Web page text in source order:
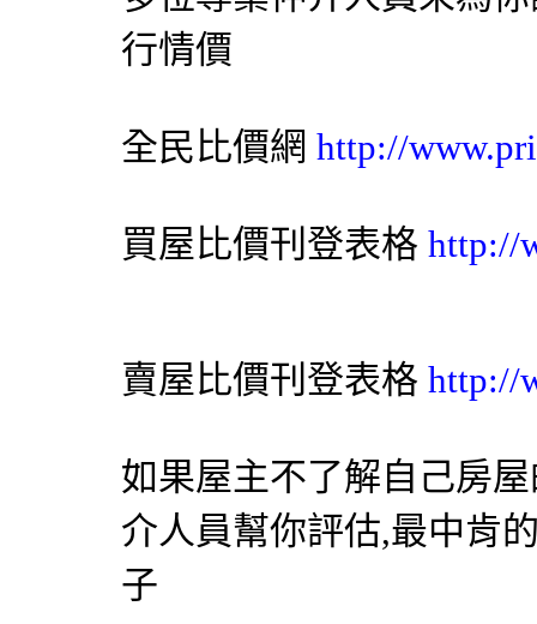
行情價
全民比價網 http://
買屋比價刊登表格 http://
賣屋比價刊登表格 http://
如果屋主不了解自己房
介人員幫你評估,最中肯
子